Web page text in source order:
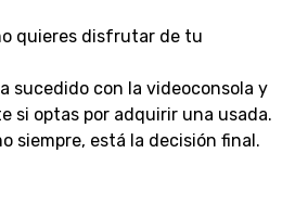
quieres disfrutar de tu
sucedido con la videoconsola y
si optas por adquirir una usada.
siempre, está la decisión final.